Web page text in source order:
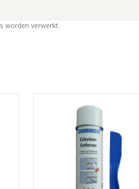
worden verwerkt.